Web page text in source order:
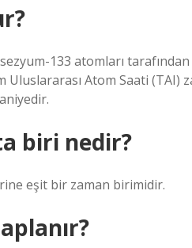
133 atomları
Uluslararası Atom Saati (TAI)
biri nedir?
eşit bir zaman birimidir.